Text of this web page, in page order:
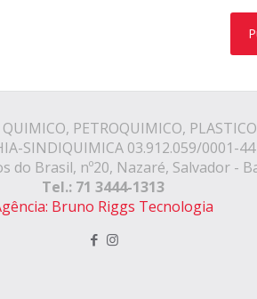
PETROQUIMICO,
SINDIQUIMICA 03.912.059/0001-44
do Brasil, nº20, Nazaré, Salvador -
Tel.: 71 3444-1313
Bruno Riggs Tecnologia